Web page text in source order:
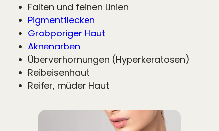
Falten und feinen Linien
Pigmentflecken
Grobporiger Haut
Aknenarben
Überverhornungen (Hyperkeratosen)
Reibeisenhaut
Reifer, müder Haut